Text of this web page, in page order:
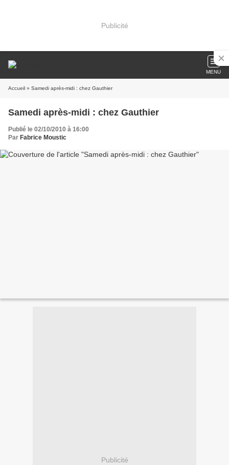
Publicité
MENU
Accueil » Samedi après-midi : chez Gauthier
Samedi après-midi : chez Gauthier
Publié le 02/10/2010 à 16:00
Par Fabrice Moustic
Publicité